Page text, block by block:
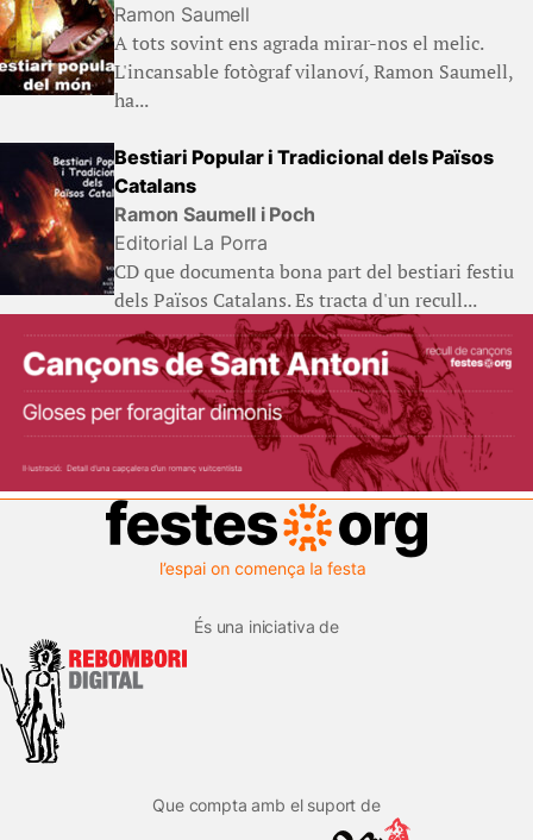
Ramon Saumell
A tots sovint ens agrada mirar-nos el melic.
L'incansable fotògraf vilanoví, Ramon Saumell,
ha...
Bestiari Popular i Tradicional dels Països
Catalans
Ramon Saumell i Poch
Editorial La Porra
CD que documenta bona part del bestiari festiu
dels Països Catalans. Es tracta d'un recull...
És una iniciativa de
Que compta amb el suport de